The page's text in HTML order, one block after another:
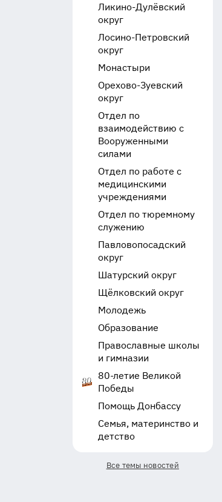
Ликино-Дулёвский
округ
Лосино-Петровский
округ
Монастыри
Орехово-Зуевский
округ
Отдел по
взаимодействию с
Вооруженными
силами
Отдел по работе с
медицинскими
учреждениями
Отдел по тюремному
служению
Павловопосадский
округ
Шатурский округ
Щёлковский округ
Молодежь
Образование
Православные школы
и гимназии
80-летие Великой
Победы
Помощь Донбассу
Семья, материнство и
детство
Все темы новостей